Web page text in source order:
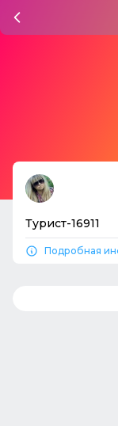
Турист-16911
Подробная